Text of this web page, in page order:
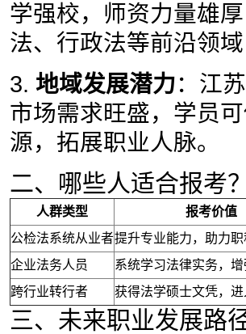
学强校，师资力量雄
法、行政法等前沿领
3. 地域发展潜力：江
市场需求旺盛，学员
源，拓展职业人脉。
二、哪些人适合报考
人群类型
报考价值
公检法系统从业者提升专业能力，助力
企业法务人员
系统学习法律实务，
跨行业转行者
获得法学硕士文凭，
三、未来职业发展路